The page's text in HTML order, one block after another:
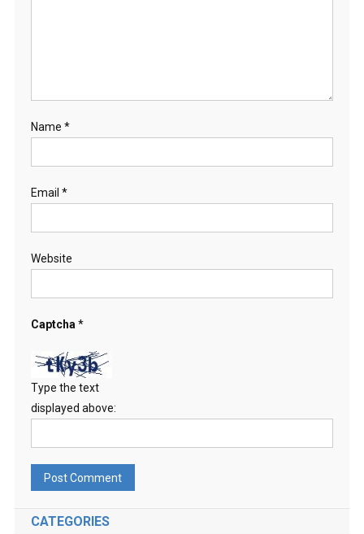
Name *
Email *
Website
Captcha *
Type the text
displayed above:
CATEGORIES